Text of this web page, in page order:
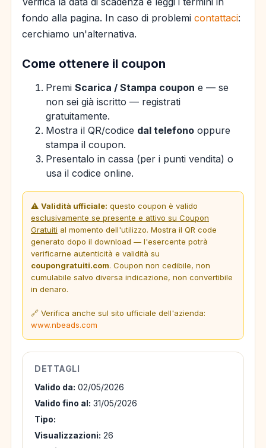
fondo alla pagina. In caso di problemi contattaci:
cerchiamo un'alternativa.
Come ottenere il coupon
Premi Scarica / Stampa coupon e — se
non sei già iscritto — registrati
gratuitamente.
Mostra il QR/codice dal telefono oppure
stampa il coupon.
Presentalo in cassa (per i punti vendita) o
usa il codice online.
⚠️ Validità ufficiale: questo coupon è valido
esclusivamente se presente e attivo su Coupon
Gratuiti al momento dell'utilizzo. Mostra il QR code
generato dopo il download — l'esercente potrà
verificarne autenticità e validità su
coupongratuiti.com. Coupon non cedibile, non
cumulabile salvo diversa indicazione, non convertibile
in denaro.
🔗 Verifica anche sul sito ufficiale dell'azienda:
www.nbeads.com
DETTAGLI
Valido da: 02/05/2026
Valido fino al: 31/05/2026
Tipo:
Visualizzazioni: 26